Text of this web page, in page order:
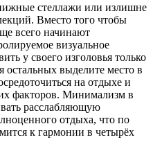
стеллажи или излишне
Вместо того чтобы
всего начинают
визуальное
у своего изголовья только
выделите место в
на отдыхе и
факторов. Минимализм в
расслабляющую
отдыха, что по
к гармонии в четырёх